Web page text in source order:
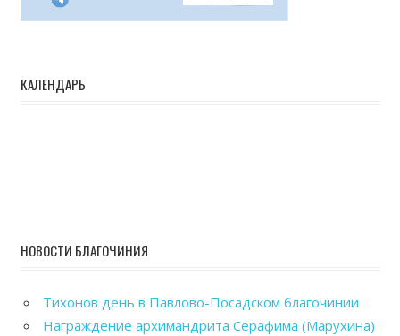
КАЛЕНДАРЬ
НОВОСТИ БЛАГОЧИНИЯ
Тихонов день в Павлово-Посадском благочинии
Награждение архимандрита Серафима (Марухина)